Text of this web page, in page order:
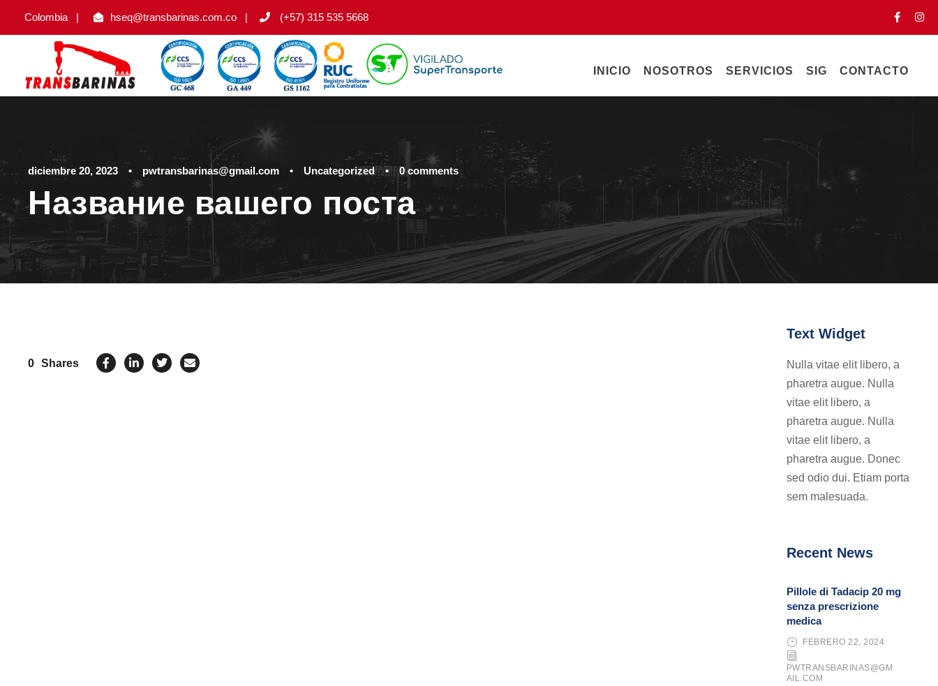
Colombia | hseq@transbarinas.com.co | (+57) 315 535 5668
INICIO NOSOTROS SERVICIOS SIG CONTACTO
diciembre 20, 2023 • pwtransbarinas@gmail.com • Uncategorized • 0 comments
Название вашего поста
0 Shares
Text Widget
Nulla vitae elit libero, a
pharetra augue. Nulla
vitae elit libero, a
pharetra augue. Nulla
vitae elit libero, a
pharetra augue. Donec
sed odio dui. Etiam porta
sem malesuada.
Recent News
Pillole di Tadacip 20 mg
senza prescrizione
medica
FEBRERO 22, 2024
PWTRANSBARINAS@GM
AIL.COM